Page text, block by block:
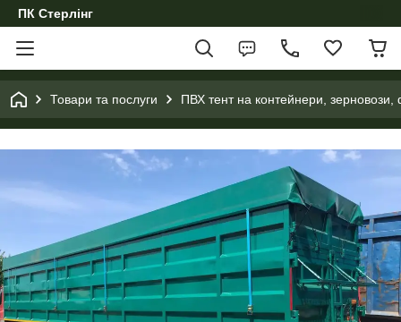
ПК Стерлінг
Товари та послуги ПВХ тент на контейнери, зерновози,